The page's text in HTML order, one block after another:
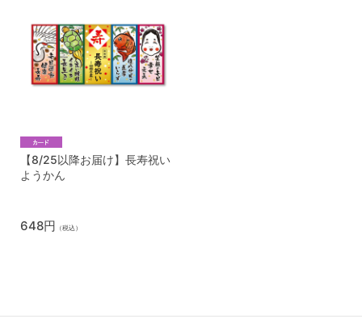
【8/25以降お届け】長寿祝い
ようかん
648円 （税込）